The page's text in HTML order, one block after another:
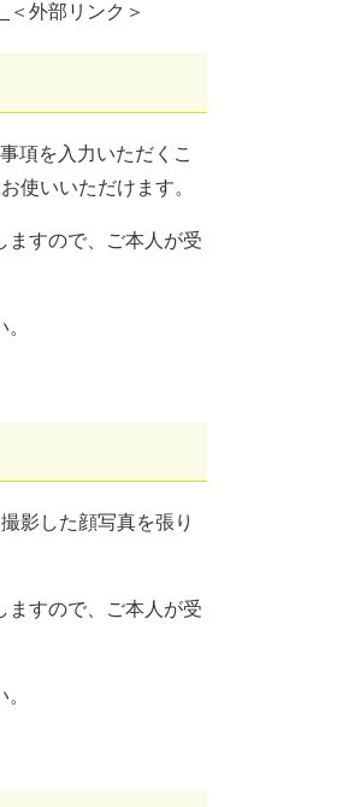
＜外部リンク＞
項を入力いただくこ
使いいただけます。
ますので、ご本人が受
影した顔写真を張り
ますので、ご本人が受